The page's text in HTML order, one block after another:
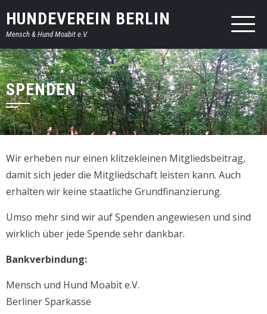
HUNDEVEREIN BERLIN
Mensch & Hund Moabit e.V.
SPENDEN
Wir erheben nur einen klitzekleinen Mitgliedsbeitrag,
damit sich jeder die Mitgliedschaft leisten kann. Auch
erhalten wir keine staatliche Grundfinanzierung.
Umso mehr sind wir auf Spenden angewiesen und sind
wirklich über jede Spende sehr dankbar.
Bankverbindung:
Mensch und Hund Moabit e.V.
Berliner Sparkasse